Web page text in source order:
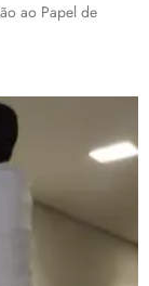
ao Papel de